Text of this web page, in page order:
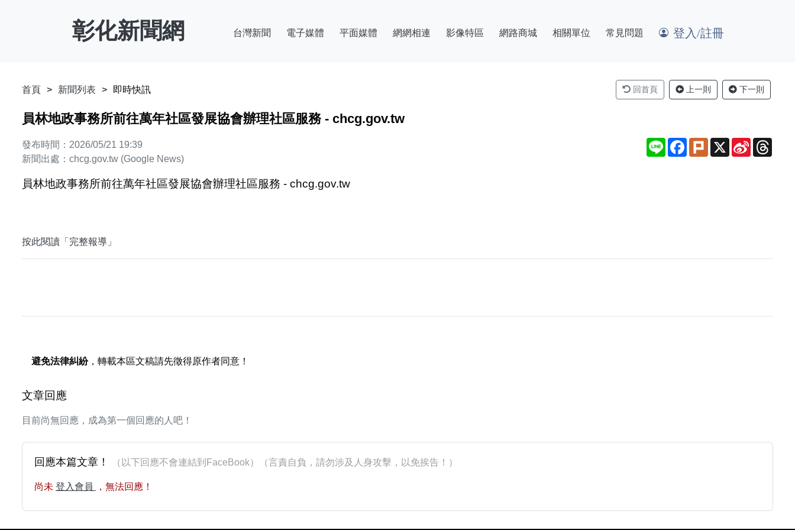
彰化新聞網 台灣新聞 電子媒體 平面媒體 網網相連 影像特區 網路商城 相關單位 常見問題 登入/註冊
首頁 新聞列表 即時快訊 回首頁 上一則 下一則
員林地政事務所前往萬年社區發展協會辦理社區服務 - chcg.gov.tw
發布時間：2026/05/21 19:39
新聞出處：chcg.gov.tw (Google News)
Line Facebook
Plurk X
Sina
Weibo
員林地政事務所前往萬年社區發展協會辦理社區服務 - chcg.gov.tw
按此閱讀「完整報導」
避免法律糾紛，轉載本區文稿請先徵得原作者同意！
文章回應
目前尚無回應，成為第一個回應的人吧！
回應本篇文章！ （以下回應不會連結到FaceBook）（言責自負，請勿涉及人身攻擊，以免挨告！）
尚未 登入會員 ，無法回應！